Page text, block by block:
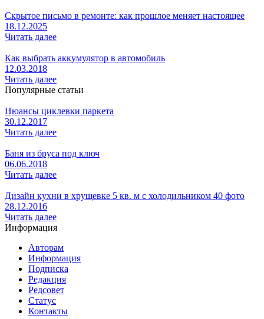
Скрытое письмо в ремонте: как прошлое меняет настоящее
18.12.2025
Читать далее
Как выбрать аккумулятор в автомобиль
12.03.2018
Читать далее
Популярные статьи
Нюансы циклевки паркета
30.12.2017
Читать далее
Баня из бруса под ключ
06.06.2018
Читать далее
Дизайн кухни в хрущевке 5 кв. м с холодильником 40 фото
28.12.2016
Читать далее
Информация
Авторам
Информация
Подписка
Редакция
Редсовет
Статус
Контакты